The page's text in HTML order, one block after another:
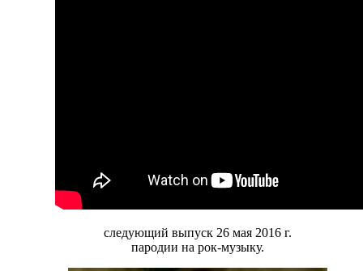
следующий выпуск 26 мая 2016 г.
пародии на рок-музыку.